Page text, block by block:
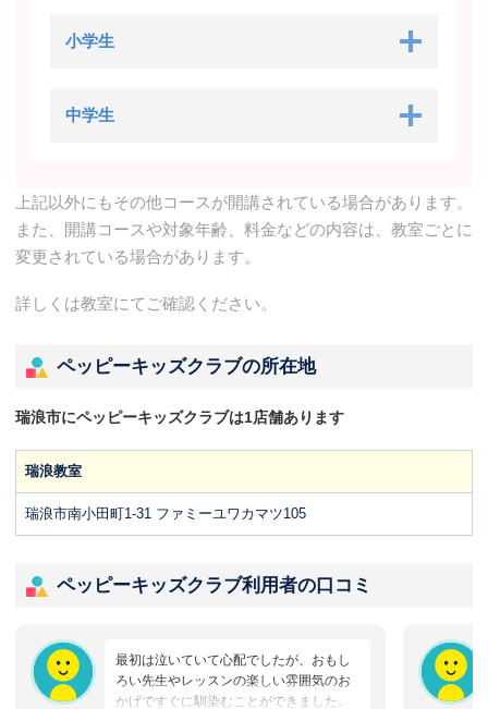
小学生
中学生
上記以外にもその他コースが開講されている場合があります。
また、開講コースや対象年齢、料金などの内容は、教室ごとに
変更されている場合があります。
詳しくは教室にてご確認ください。
ペッピーキッズクラブの所在地
瑞浪市にペッピーキッズクラブは1店舗あります
瑞浪教室
瑞浪市南小田町1-31 ファミーユワカマツ105
ペッピーキッズクラブ利用者の口コミ
最初は泣いていて心配でしたが、おもし
ろい先生やレッスンの楽しい雰囲気のお
かげですぐに馴染むことができました。